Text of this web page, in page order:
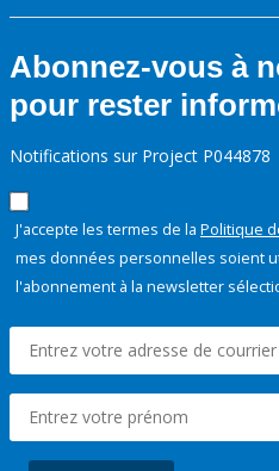
Abonnez-vous à
pour rester
Notifications sur Project P044878
J'accepte les termes de la Politique
mes données personnelles soient
l'abonnement à la newsletter